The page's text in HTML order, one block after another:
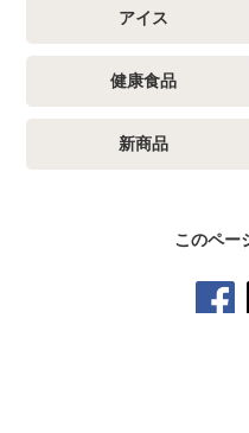
アイス
健康食品
新商品
このペー